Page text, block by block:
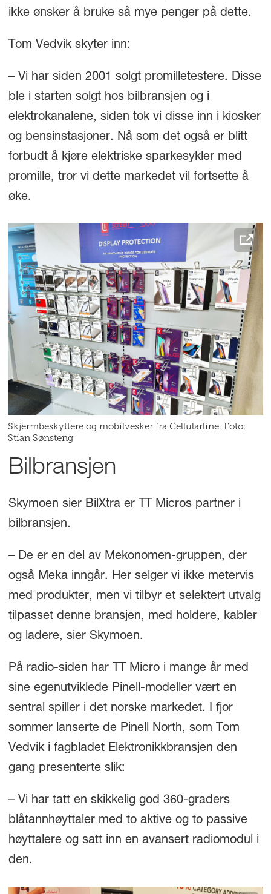
ikke ønsker å bruke så mye penger på dette.
Tom Vedvik skyter inn:
– Vi har siden 2001 solgt promilletestere. Disse
ble i starten solgt hos bilbransjen og i
elektrokanalene, siden tok vi disse inn i kiosker
og bensinstasjoner. Nå som det også er blitt
forbudt å kjøre elektriske sparkesykler med
promille, tror vi dette markedet vil fortsette å
øke.
Skjermbeskyttere og mobilvesker fra Cellularline. Foto:
Stian Sønsteng
Bilbransjen
Skymoen sier BilXtra er TT Micros partner i
bilbransjen.
– De er en del av Mekonomen-gruppen, der
også Meka inngår. Her selger vi ikke metervis
med produkter, men vi tilbyr et selektert utvalg
tilpasset denne bransjen, med holdere, kabler
og ladere, sier Skymoen.
På radio-siden har TT Micro i mange år med
sine egenutviklede Pinell-modeller vært en
sentral spiller i det norske markedet. I fjor
sommer lanserte de Pinell North, som Tom
Vedvik i fagbladet Elektronikkbransjen den
gang presenterte slik:
– Vi har tatt en skikkelig god 360-graders
blåtannhøyttaler med to aktive og to passive
høyttalere og satt inn en avansert radiomodul i
den.